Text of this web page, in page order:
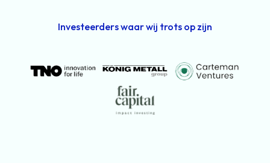
Investeerders waar wij trots op zijn